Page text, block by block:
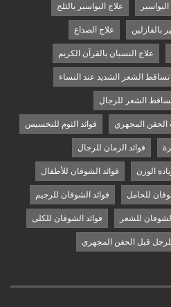
علاج البواسير بالثلج
بالفازلين علاج الصداع
علاج النسيان بالقرآن الكريم
تساقط الشعر الشديد عند النساء
الشعر للرجال
الحقن المجهري فوائد الثوم للتخسيس
فوائد الرمان للرجال
الوزن فوائد الشوفان للأطفال
للحامل فوائد الشوفان للرجيم
للشعر فوائد الشوفان للكلى
قبل الحقن المجهري